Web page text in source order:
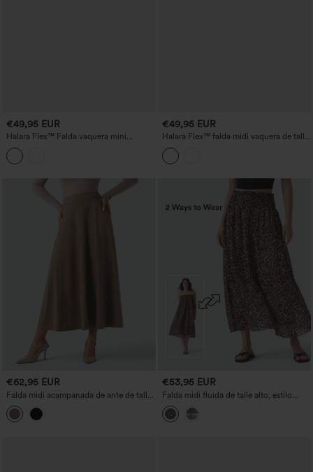
€49,95 EUR
Halara Flex™ Falda vaquera mini
bodycon de talle alto con bolsillos,
lavada, estilo casual
€49,95 EUR
Halara Flex™ falda midi vaquera de talle
alto, recta, con abertura y bolsillos
€62,95 EUR
Falda midi acampanada de ante de talle
alto con bolsillos
€53,95 EUR
Falda midi fluida de talle alto, estilo
casual, con bolsillos